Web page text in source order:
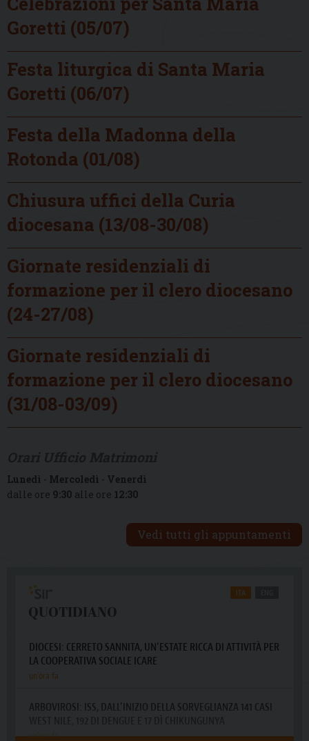
Goretti (05/07)
Festa liturgica di Santa Maria
Goretti (06/07)
Festa della Madonna della
Rotonda (01/08)
Chiusura uffici della Curia
diocesana (13/08-30/08)
Giornate residenziali di
formazione per il clero diocesano
(24-27/08)
Giornate residenziali di
formazione per il clero diocesano
(31/08-03/09)
Lunedì - Mercoledì - Venerdì
dalle ore 9:30 alle ore 12:30
Vedi tutti gli appuntamenti